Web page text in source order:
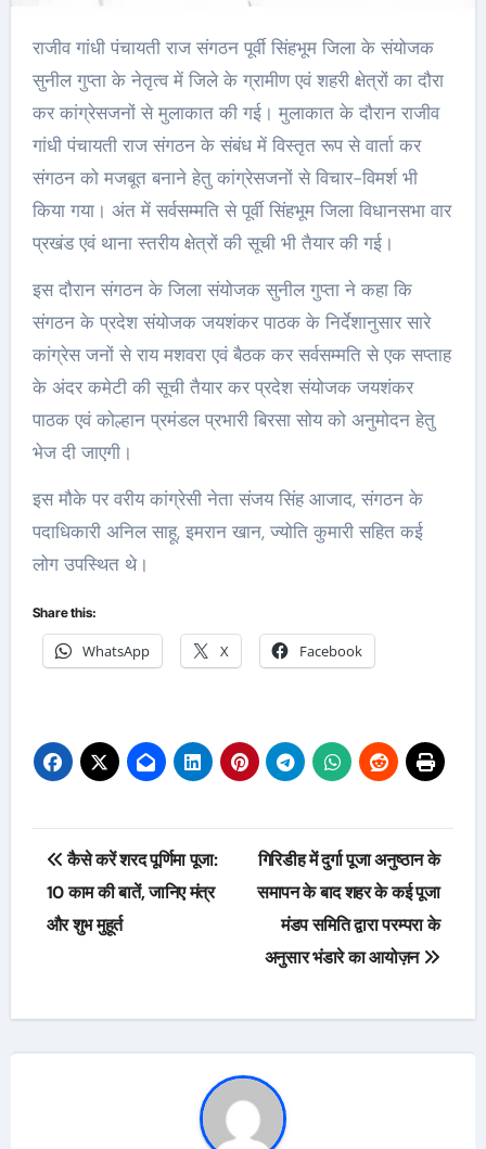
राजीव गांधी पंचायती राज संगठन पूर्वी सिंहभूम जिला के संयोजक
सुनील गुप्ता के नेतृत्व में जिले के ग्रामीण एवं शहरी क्षेत्रों का दौरा
कर कांग्रेसजनों से मुलाकात की गई। मुलाकात के दौरान राजीव
गांधी पंचायती राज संगठन के संबंध में विस्तृत रूप से वार्ता कर
संगठन को मजबूत बनाने हेतु कांग्रेसजनों से विचार-विमर्श भी
किया गया। अंत में सर्वसम्मति से पूर्वी सिंहभूम जिला विधानसभा वार
प्रखंड एवं थाना स्तरीय क्षेत्रों की सूची भी तैयार की गई।
इस दौरान संगठन के जिला संयोजक सुनील गुप्ता ने कहा कि
संगठन के प्रदेश संयोजक जयशंकर पाठक के निर्देशानुसार सारे
कांग्रेस जनों से राय मशवरा एवं बैठक कर सर्वसम्मति से एक सप्ताह
के अंदर कमेटी की सूची तैयार कर प्रदेश संयोजक जयशंकर
पाठक एवं कोल्हान प्रमंडल प्रभारी बिरसा सोय को अनुमोदन हेतु
भेज दी जाएगी।
इस मौके पर वरीय कांग्रेसी नेता संजय सिंह आजाद, संगठन के
पदाधिकारी अनिल साहू, इमरान खान, ज्योति कुमारी सहित कई
लोग उपस्थित थे।
Share this:
WhatsApp X Facebook
Post
navigation
कैसे करें शरद पूर्णिमा पूजा:
10 काम की बातें, जानिए मंत्र
और शुभ मुहूर्त
गिरिडीह में दुर्गा पूजा अनुष्ठान के
समापन के बाद शहर के कई पूजा
मंडप समिति द्वारा परम्परा के
अनुसार भंडारे का आयोज़न